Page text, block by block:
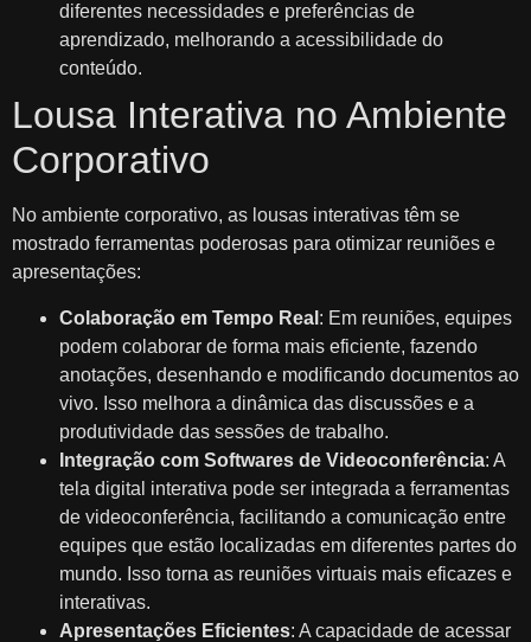
diferentes necessidades e preferências de
aprendizado, melhorando a acessibilidade do
conteúdo.
Lousa Interativa no Ambiente
Corporativo
No ambiente corporativo, as lousas interativas têm se
mostrado ferramentas poderosas para otimizar reuniões e
apresentações:
Colaboração em Tempo Real : Em reuniões, equipes
podem colaborar de forma mais eficiente, fazendo
anotações, desenhando e modificando documentos ao
vivo. Isso melhora a dinâmica das discussões e a
produtividade das sessões de trabalho.
Integração com Softwares de Videoconferência: A
tela digital interativa pode ser integrada a ferramentas
de videoconferência, facilitando a comunicação entre
equipes que estão localizadas em diferentes partes do
mundo. Isso torna as reuniões virtuais mais eficazes e
interativas.
Apresentações Eficientes: A capacidade de acessar